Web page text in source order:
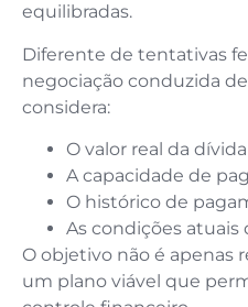
equilibradas.
Diferente de tentativas
negociação conduzida
considera:
O valor real da dívida
A capacidade de
O histórico de
As condições atuais
O objetivo não é apenas
um plano viável que